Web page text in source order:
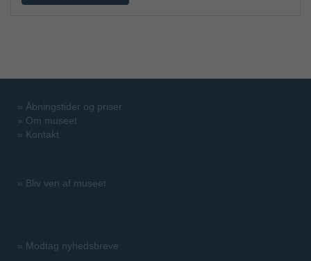
» Åbningstider og priser
» Om museet
» Kontakt
» Bliv ven af museet
» Modtag nyhedsbreve